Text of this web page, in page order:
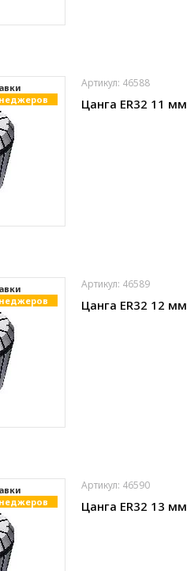
Артикул: 46588
Цанга ER32 11 мм
Артикул: 46589
Цанга ER32 12 мм
Артикул: 46590
Цанга ER32 13 мм